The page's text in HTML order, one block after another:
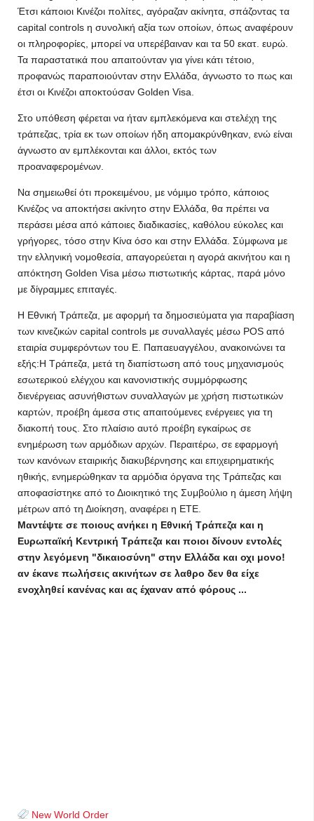
Έτσι κάποιοι Κινέζοι πολίτες, αγόραζαν ακίνητα, σπάζοντας τα
capital controls η συνολική αξία των οποίων, όπως αναφέρουν
οι πληροφορίες, μπορεί να υπερέβαιναν και τα 50 εκατ. ευρώ.
Τα παραστατικά που απαιτούνταν για γίνει κάτι τέτοιο,
προφανώς παραποιούνταν στην Ελλάδα, άγνωστο το πως και
έτσι οι Κινέζοι αποκτούσαν Golden Visa.
Στο υπόθεση φέρεται να ήταν εμπλεκόμενα και στελέχη της
τράπεζας, τρία εκ των οποίων ήδη απομακρύνθηκαν, ενώ είναι
άγνωστο αν εμπλέκονται και άλλοι, εκτός των
προαναφερομένων.
Να σημειωθεί ότι προκειμένου, με νόμιμο τρόπο, κάποιος
Κινέζος να αποκτήσει ακίνητο στην Ελλάδα, θα πρέπει να
περάσει μέσα από κάποιες διαδικασίες, καθόλου εύκολες και
γρήγορες, τόσο στην Κίνα όσο και στην Ελλάδα. Σύμφωνα με
την ελληνική νομοθεσία, απαγορεύεται η αγορά ακινήτου και η
απόκτηση Golden Visa μέσω πιστωτικής κάρτας, παρά μόνο
με δίγραμμες επιταγές.
Η Εθνική Τράπεζα, με αφορμή τα δημοσιεύματα για παραβίαση
των κινεζικών capital controls με συναλλαγές μέσω POS από
εταιρία συμφερόντων του Ε. Παπαευαγγέλου, ανακοινώνει τα
εξής:Η Τράπεζα, μετά τη διαπίστωση από τους μηχανισμούς
εσωτερικού ελέγχου και κανονιστικής συμμόρφωσης
διενέργειας ασυνήθιστων συναλλαγών με χρήση πιστωτικών
καρτών, προέβη άμεσα στις απαιτούμενες ενέργειες για τη
διακοπή τους. Στο πλαίσιο αυτό προέβη εγκαίρως σε
ενημέρωση των αρμόδιων αρχών. Περαιτέρω, σε εφαρμογή
των κανόνων εταιρικής διακυβέρνησης και επιχειρηματικής
ηθικής, ενημερώθηκαν τα αρμόδια όργανα της Τράπεζας και
αποφασίστηκε από το Διοικητικό της Συμβούλιο η άμεση λήψη
μέτρων από τη Διοίκηση, αναφέρει η ΕΤΕ.
Μαντέψτε σε ποιους ανήκει η Εθνική Τράπεζα και η
Ευρωπαϊκή Κεντρική Τράπεζα και ποιοι δίνουν εντολές
στην λεγόμενη "δικαιοσύνη" στην Ελλάδα και οχι μονο!
αν έκανε πωλήσεις ακινήτων σε λαθρο δεν θα είχε
ενοχληθεί κανένας και ας έχαναν από φόρους ...
New World Order